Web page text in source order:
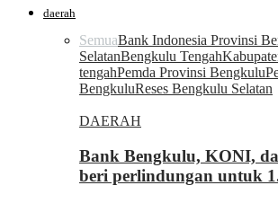
daerah
SemuaBank Indonesia Provinsi
SelatanBengkulu Tengah
tengahPemda Provinsi Bengkulu
BengkuluReses Bengkulu Selatan
DAERAH
Bank Bengkulu, KONI,
beri perlindungan untuk